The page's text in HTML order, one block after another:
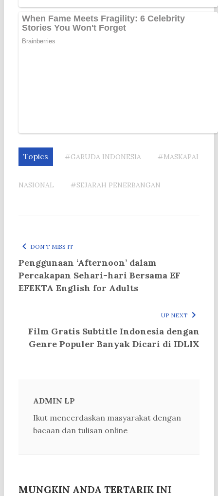
Topics #GARUDA INDONESIA #MASKAPAI
NASIONAL #SEJARAH PENERBANGAN
DON'T MISS IT
Penggunaan ‘Afternoon’ dalam
Percakapan Sehari-hari Bersama EF
EFEKTA English for Adults
UP NEXT
Film Gratis Subtitle Indonesia dengan
Genre Populer Banyak Dicari di IDLIX
ADMIN LP
Ikut mencerdaskan masyarakat dengan
bacaan dan tulisan online
MUNGKIN ANDA TERTARIK INI